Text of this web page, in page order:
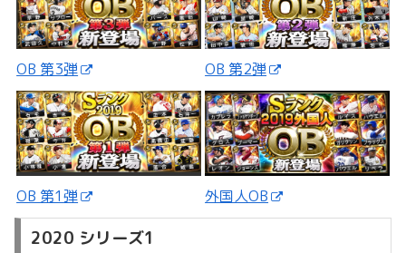
OB 第3弾 OB 第2弾
OB 第1弾 外国人OB
2020 シリーズ1